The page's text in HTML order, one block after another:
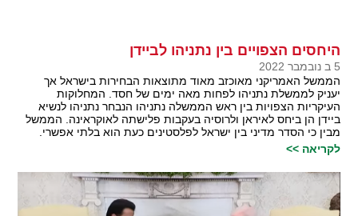
היחסים הצפויים בין נתניהו לביידן
5 ב נובמבר 2022
הממשל האמריקני מאוכזב מאוד מתוצאות הבחירות בישראל אך
יעניק לממשלת נתניהו לפחות מאה ימים של חסד. המחלוקות
העיקריות הצפויות בין ראש הממשלה נתניהו הנבחר נתניהו לנשיא
ביידן הן ביחס לאיראן ולרוסיה בעקבות פלישתה לאוקראינה. הממשל
מבין כי הסדר מדיני בין ישראל לפלסטינים כעת הוא בלתי אפשרי.
לקריאה >>